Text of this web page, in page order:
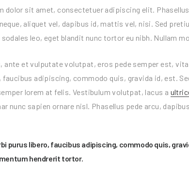
dolor sit amet, consectetuer adipiscing elit.
aliquet vel, dapibus id, mattis vel, nisi. Sed
leo, eget blandit nunc tortor eu nibh. Nullam
ante et vulputate volutpat, eros pede semper est,
faucibus adipiscing, commodo quis, gravida id, est.
lorem at felis. Vestibulum volutpat, lacus a
nunc sapien ornare nisl. Phasellus pede arcu,
purus libero, faucibus adipiscing, commodo quis,
hendrerit tortor.